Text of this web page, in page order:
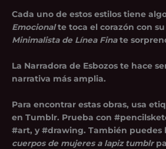
Cada uno de estos estilos tiene
Emocionalte toca el corazón con
Minimalista de Línea Finate
La Narradora de Esbozos te hace
narrativa más amplia.
Para encontrar estas obras, usa
en Tumblr. Prueba con
#art, y #drawing. También puedes
cuerpos de mujeres a lapiz tumblr